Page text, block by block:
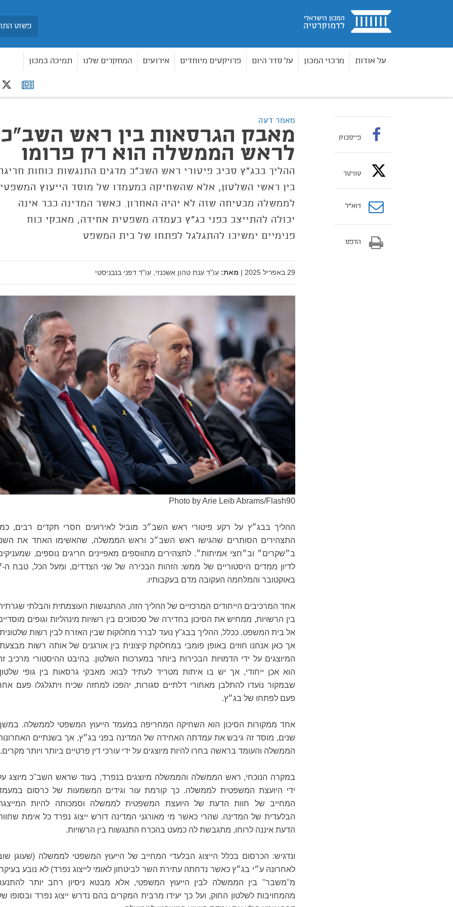
בית
על אודות מרכזי המכון על סדר היום פרויקטים מיוחדים אירועים המחקרים שלנו תמיכה במכון
רשימת
תפוצה
מאמר דעה
מאבק הגרסאות בין ראש השב"כ
לראש הממשלה הוא רק פרומו
ההליך בבג"ץ סביב פיטורי ראש השב"כ מדגים התנגשות כוחות
בין ראשי השלטון, אלא שהשחיקה במעמדו של מוסד הייעוץ המשפטי
לממשלה מבטיחה שזה לא יהיה האחרון. כאשר המדינה כבר אינה
יכולה להתייצב בפני בג"ץ בעמדה משפטית אחידה, מאבקי כוח
פנימיים ימשיכו להתגלגל לפתחו של בית המשפט
29 באפריל 2025 | מאת: עו"ד ענת טהון אשכנזי, עו"ד דפני בנבניסטי
Photo by Arie Leib Abrams/Flash90
ההליך בבג״ץ על רקע פיטורי ראש השב״כ מוביל לאירועים חסרי תקדים רבים,
התצהירים הסותרים שהגישו ראש השב״כ וראש הממשלה, שהאשימו האחד את
ב״שקרים״ וב״חצי אמיתות״. לתצהירים מתווספים מאפיינים חריגים נוספים,
לדיון ממדים
באוקטובר והמלחמה העקובה מדם בעקבותיו.
אחד המרכיבים הייחודים המרכזיים של ההליך הזה, ההתנגשות העוצמתית והבלתי
בין הרשויות, ממחיש את הסיכון בחדירה של סכסוכים בין רשויות מינהליות וגופים
אל בית המשפט. ככלל, ההליך בבג"ץ נועד לברר מחלוקות שבין האזרח לבין רשות
אך כאן אנחנו חוזים באופן פומבי במחלוקת קיצונית בין אורגנים של אותה רשות
המיוצגים על ידי הדמויות הבכירות ביותר במערכות השלטון. בהיבט ההיסטורי מרכיב
הוא אכן ייחודי, אך יש בו איתות מטריד לעתיד לבוא: מאבקי גרסאות בין גופי
שבמקור נועדו להתלבן מאחורי דלתיים סגורות, יהפכו למחזה שכיח ויתגלגלו פעם
פעם לפתחו של בג״ץ.
אחד ממקורות הסיכון הוא השחיקה המחריפה במעמד הייעוץ המשפטי לממשלה.
שנים, מוסד זה גיבש את עמדתה האחידה של המדינה בפני בג״ץ, אך בשנתיים
הממשלה והעומד בראשה בחרו להיות מיוצגים על ידי עורכי דין פרטיים ביותר ויותר מקרים.
במקרה הנוכחי, ראש הממשלה והממשלה מיוצגים בנפרד, בעוד שראש השב"כ מיוצג
ידי היועצת המשפטית לממשלה. כך קורמת עור וגידים המשמעות של כרסום
המחייב של חוות הדעת של היועצת המשפטית לממשלה וסמכותה להיות
הבלעדית של המדינה. שהרי כאשר מי מאורגני המדינה דורש ייצוג נפרד כל אימת
הדעת איננה לרוחו, מתגבשת לה כמעט בהכרח התנגשות בין הרשויות.
ונדגיש: הכרסום בכלל הייצוג הבלעדי המחייב של הייעוץ המשפטי לממשלה (שׁעוגן
לאחרונה ע״י בג״ץ כאשר נדחתה עתירת השר לביטחון לאומי לייצוג נפרד) לא נובע
מ"משבר" בין הממשלה לבין הייעוץ המשפטי, אלא מבטא ניסיון רחב יותר
מהמחויבות לשלטון החוק, ועל כך יעידו מרבית המקרים בהם נדרש ייצוג נפרד ובסופו
פייסבוק
טוויטר
דוא”ל
הדפס